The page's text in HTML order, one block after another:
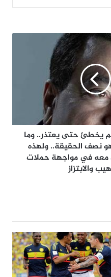
يخطئ حتى يعتذر.. وما
نصف الحقيقة.. ولهذه
معه في مواجهة حملات
والابتزاز